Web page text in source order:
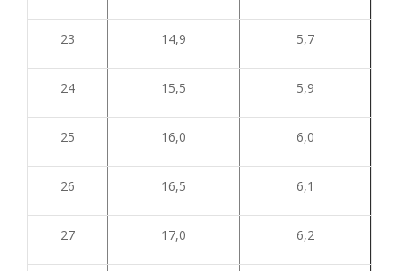
23 14,9 5,7
24 15,5 5,9
25 16,0 6,0
26 16,5 6,1
27 17,0 6,2